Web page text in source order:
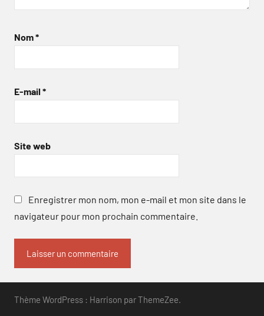
Nom*
E-mail *
Site web
Enregistrer mon nom, mon e-mail et mon site dans le
navigateur pour mon prochain commentaire.
Thème WordPress : Harrison par ThemeZee.